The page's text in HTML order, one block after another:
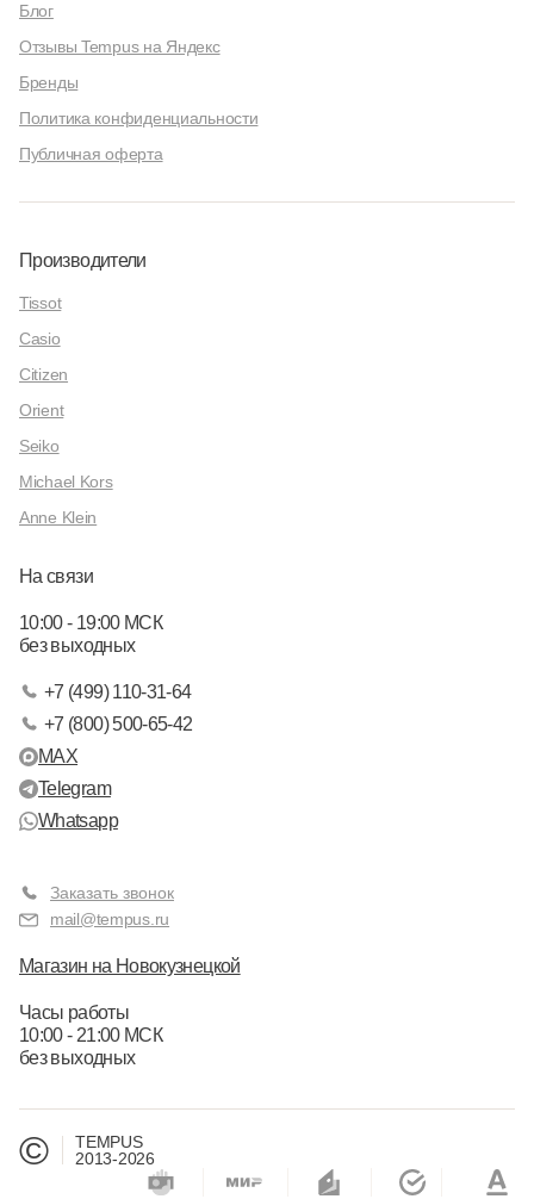
Блог
Отзывы Tempus на Яндекс
Бренды
Политика конфиденциальности
Публичная оферта
Производители
Tissot
Casio
Citizen
Orient
Seiko
Michael Kors
Anne Klein
На связи
10:00 - 19:00 МСК
без выходных
+7 (499) 110-31-64
+7 (800) 500-65-42
MAX
Telegram
Whatsapp
Заказать звонок
mail@tempus.ru
Магазин на Новокузнецкой
Часы работы
10:00 - 21:00 МСК
без выходных
©
TEMPUS
2013-2026